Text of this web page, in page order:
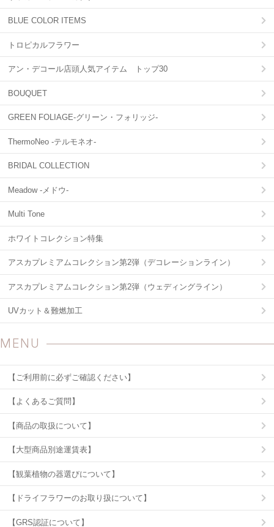
BLUE COLOR ITEMS
トロピカルフラワー
アン・デコール店頭人気アイテム トップ30
BOUQUET
GREEN FOLIAGE-グリーン・フォリッジ-
ThermoNeo -テルモネオ-
BRIDAL COLLECTION
Meadow -メドウ-
Multi Tone
ホワイトコレクション特集
アスカプレミアムコレクション第2弾（デコレーションライン）
アスカプレミアムコレクション第2弾（ウェディングライン）
UVカット＆難燃加工
MENU
【ご利用前に必ずご確認ください】
【よくあるご質問】
【商品の取扱について】
【大型商品別途運賃表】
【観葉植物の器選びについて】
【ドライフラワーのお取り扱について】
【GRS認証について】